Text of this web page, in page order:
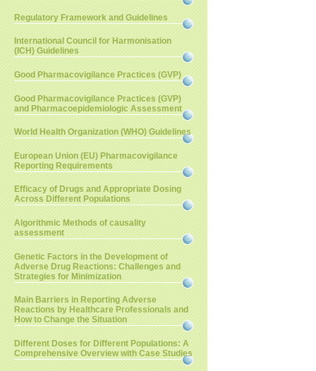
Regulatory Framework and Guidelines
International Council for Harmonisation
(ICH) Guidelines
Good Pharmacovigilance Practices (GVP)
Good Pharmacovigilance Practices (GVP)
and Pharmacoepidemiologic Assessment
World Health Organization (WHO) Guidelines
European Union (EU) Pharmacovigilance
Reporting Requirements
Efficacy of Drugs and Appropriate Dosing
Across Different Populations
Algorithmic Methods of causality
assessment
Genetic Factors in the Development of
Adverse Drug Reactions: Challenges and
Strategies for Minimization
Main Barriers in Reporting Adverse
Reactions by Healthcare Professionals and
How to Change the Situation
Different Doses for Different Populations: A
Comprehensive Overview with Case Studies